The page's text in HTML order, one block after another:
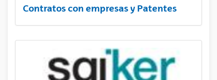
Contratos con empresas y Patentes